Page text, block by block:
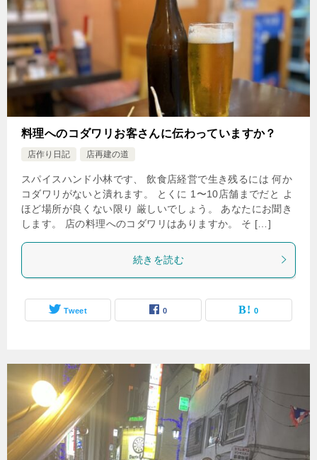
料理へのコダワリお客さんに伝わっていますか？
店作り日記 店再建の道
スパイスハンド小林です、 飲食店経営で生き残るには 何か
コダワリがないと潰れます。 とくに 1〜10店舗までだと よ
ほど場所が良くない限り 厳しいでしょう。 あなたにお聞き
します。 店の料理へのコダワリはありますか。 そ […]
続きを読む
Tweet 0 0